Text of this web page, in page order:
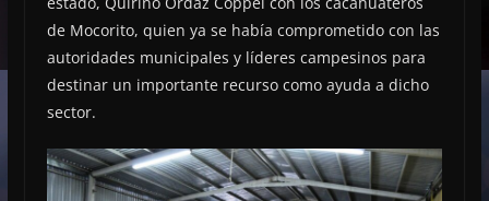
de Mocorito, quien ya se había comprometido con las
autoridades municipales y líderes campesinos para
destinar un importante recurso como ayuda a dicho
sector.